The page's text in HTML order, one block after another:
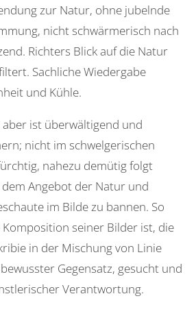
zur Natur, ohne jubelnde
nicht schwärmerisch nach
Richters Blick auf die Natur
Sachliche Wiedergabe
und Kühle.
aber ist überwältigend und
nicht im schwelgerischen
nahezu demütig folgt
Angebot der Natur und
im Bilde zu bannen. So
Komposition seiner Bilder ist, die
in der Mischung von Linie
Gegensatz, gesucht und
Verantwortung.